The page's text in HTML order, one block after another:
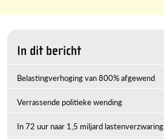
In dit bericht
Belastingverhoging van 800% afgewend
Verrassende politieke wending
In 72 uur naar 1,5 miljard lastenverzwaring